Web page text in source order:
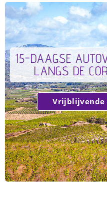
15-DAAGSE
LANGS DE
Vrijblijvende